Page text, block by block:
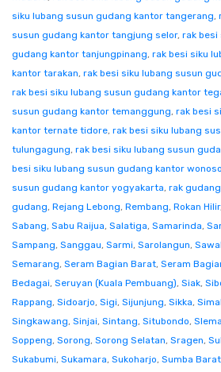
siku lubang susun gudang kantor tangerang,
susun gudang kantor tangjung selor, rak besi
gudang kantor tanjungpinang, rak besi siku
kantor tarakan, rak besi siku lubang susun
rak besi siku lubang susun gudang kantor
susun gudang kantor temanggung, rak besi
kantor ternate tidore, rak besi siku lubang
tulungagung, rak besi siku lubang susun
besi siku lubang susun gudang kantor
susun gudang kantor yogyakarta, rak gudang
gudang, Rejang Lebong, Rembang, Rokan Hilir,
Sabang, Sabu Raijua, Salatiga, Samarinda,
Sampang, Sanggau, Sarmi, Sarolangun,
Semarang, Seram Bagian Barat, Seram
Bedagai, Seruyan (Kuala Pembuang), Siak,
Rappang, Sidoarjo, Sigi, Sijunjung, Sikka,
Singkawang, Sinjai, Sintang, Situbondo,
Soppeng, Sorong, Sorong Selatan, Sragen,
Sukabumi, Sukamara, Sukoharjo, Sumba Barat